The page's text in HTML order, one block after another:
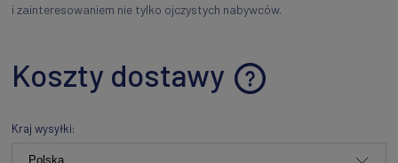
i zainteresowaniem nie tylko ojczystych nabywców.
Koszty dostawy
Cena nie zawiera ewentualnych kosztów płatności
Kraj wysyłki: